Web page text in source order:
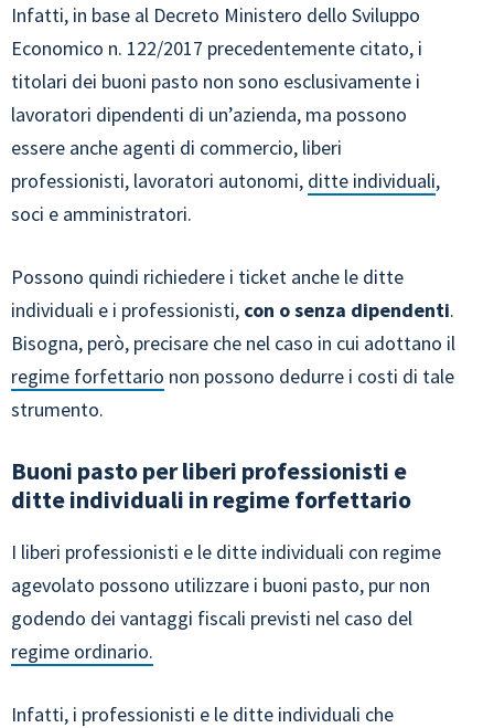
Infatti, in base al Decreto Ministero dello Sviluppo
Economico n. 122/2017 precedentemente citato, i
titolari dei buoni pasto non sono esclusivamente i
lavoratori dipendenti di un’azienda, ma possono
essere anche agenti di commercio, liberi
professionisti, lavoratori autonomi, ditte individuali,
soci e amministratori.
Possono quindi richiedere i ticket anche le ditte
individuali e i professionisti, con o senza dipendenti.
Bisogna, però, precisare che nel caso in cui adottano il
regime forfettario non possono dedurre i costi di tale
strumento.
Buoni pasto per liberi professionisti e
ditte individuali in regime forfettario
I liberi professionisti e le ditte individuali con regime
agevolato possono utilizzare i buoni pasto, pur non
godendo dei vantaggi fiscali previsti nel caso del
regime ordinario.
Infatti, i professionisti e le ditte individuali che